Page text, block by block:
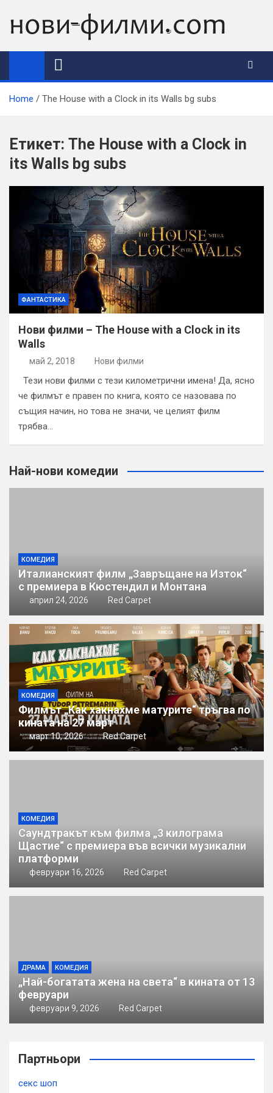
content
Home The House with a Clock in its Walls bg subs
Етикет: The House with a Clock in
its Walls bg subs
ФАНТАСТИКА
Нови филми – The House with a Clock in its
Walls
май 2, 2018 Нови филми
Тези нови филми с тези километрични имена! Да, ясно
че филмът е правен по книга, която се назовава по
същия начин, но това не значи, че целият филм
трябва…
Най-нови комедии
КОМЕДИЯ
Италианският филм „Завръщане на Изток“
с премиера в Кюстендил и Монтана
април 24, 2026 Red Carpet
КОМЕДИЯ
Филмът „Как хакнахме матурите“ тръгва по
кината на 27 март
март 10, 2026 Red Carpet
КОМЕДИЯ
Саундтракът към филма „3 килограма
Щастие“ с премиера във всички музикални
платформи
февруари 16, 2026 Red Carpet
ДРАМА КОМЕДИЯ
„Най-богатата жена на света“ в кината от 13
февруари
февруари 9, 2026 Red Carpet
Партньори
секс шоп